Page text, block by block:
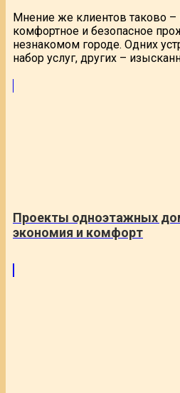
Мнение же клиентов таково
комфортное и безопасное
незнакомом городе. Одних
набор услуг, других –
Проекты одноэтажных
экономия и комфорт